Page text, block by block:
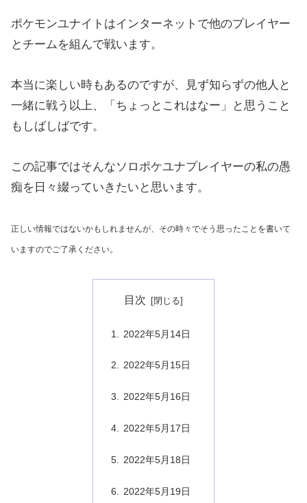
ポケモンユナイトはインターネットで他のプレイヤー
とチームを組んで戦います。
本当に楽しい時もあるのですが、見ず知らずの他人と
一緒に戦う以上、「ちょっとこれはなー」と思うこと
もしばしばです。
この記事ではそんなソロポケユナプレイヤーの私の愚
痴を日々綴っていきたいと思います。
正しい情報ではないかもしれませんが、その時々でそう思ったことを書いて
いますのでご了承ください。
目次
2022年5月14日
2022年5月15日
2022年5月16日
2022年5月17日
2022年5月18日
2022年5月19日